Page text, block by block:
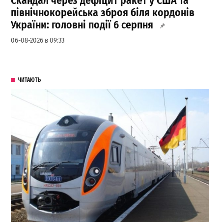
північнокорейська зброя біля кордонів
України: головні події 6 серпня
06-08-2026 в 09:33
ЧИТАЮТЬ